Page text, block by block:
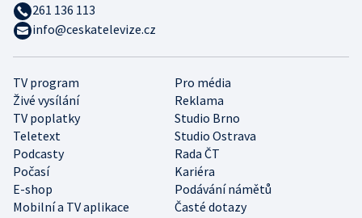
TV program
Pro média
Živé vysílání
Reklama
TV poplatky
Studio Brno
Teletext
Studio Ostrava
Podcasty
Rada ČT
Počasí
Kariéra
E-shop
Podávání námětů
Mobilní a TV aplikace
Časté dotazy
261 136 113
info@ceskatelevize.cz